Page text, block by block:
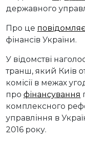
державного
Про це повідомляє
фінансів України.
У відомстві
транш, який Київ
комісії в межах
про фінансування
комплексного
управління в
2016 року.